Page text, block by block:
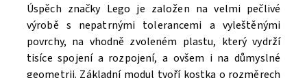
Úspěch značky Lego je založen na velmi pečlivé
výrobě s nepatrnými tolerancemi a vyleštěnými
povrchy, na vhodně zvoleném plastu, který vydrží
tisíce spojení a rozpojení, a ovšem i na důmyslné
geometrii. Základní modul tvoří kostka o rozměrech